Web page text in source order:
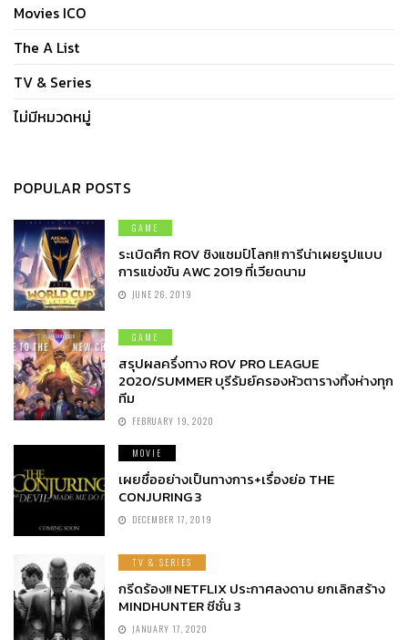
Movies ICO
The A List
TV & Series
ไม่มีหมวดหมู่
POPULAR POSTS
GAME
ระเบิดศึก ROV ชิงแชมป์โลก!! การีน่าเผยรูปแบบ
การแข่งขัน AWC 2019 ที่เวียดนาม
JUNE 26, 2019
GAME
สรุปผลครึ่งทาง ROV PRO LEAGUE
2020/SUMMER บุรีรัมย์ครองหัวตารางทิ้งห่างทุก
ทีม
FEBRUARY 19, 2020
MOVIE
เผยชื่ออย่างเป็นทางการ+เรื่องย่อ THE
CONJURING 3
DECEMBER 17, 2019
TV & SERIES
กรีดร้อง!! NETFLIX ประกาศลงดาบ ยกเลิกสร้าง
MINDHUNTER ซีซั่น 3
JANUARY 17, 2020